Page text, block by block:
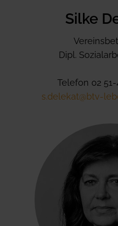
Silke
Dipl.
Telefon 02
s.delekat@btv-